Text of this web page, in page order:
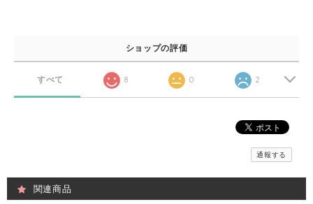
ショップの評価
すべて 8 0 2
通報する
関連商品